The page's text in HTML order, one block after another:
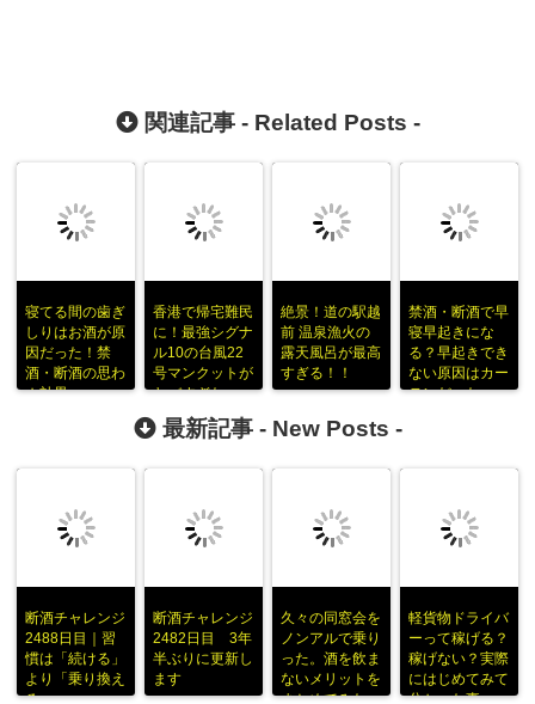
関連記事 - Related Posts -
寝てる間の歯ぎ
しりはお酒が原
因だった！禁
酒・断酒の思わ
ぬ効果
香港で帰宅難民
に！最強シグナ
ル10の台風22
号マンクットが
ヤバすぎた
絶景！道の駅越
前 温泉漁火の
露天風呂が最高
すぎる！！
禁酒・断酒で早
寝早起きにな
る？早起きでき
ない原因はカー
テンだった
最新記事 - New Posts -
断酒チャレンジ
2488日目｜習
慣は「続ける」
より「乗り換え
る」
断酒チャレンジ
2482日目 3年
半ぶりに更新し
ます
久々の同窓会を
ノンアルで乗り
った。酒を飲ま
ないメリットを
まとめてみた
軽貨物ドライバ
ーって稼げる？
稼げない？実際
にはじめてみて
分かった事